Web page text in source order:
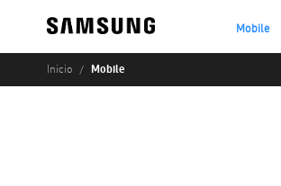
Mobile
Inicio Mobile